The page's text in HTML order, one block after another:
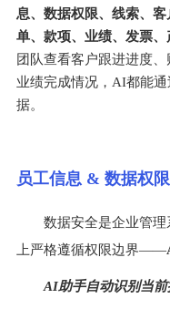
息、数据权限、线索、
单、款项、业绩、发票、
团队查看客户跟进进度
业绩完成情况，AI都能
据。
员工信息 & 数据权
数据安全是企业管
上严格遵循权限边界——
AI助手自动识别当